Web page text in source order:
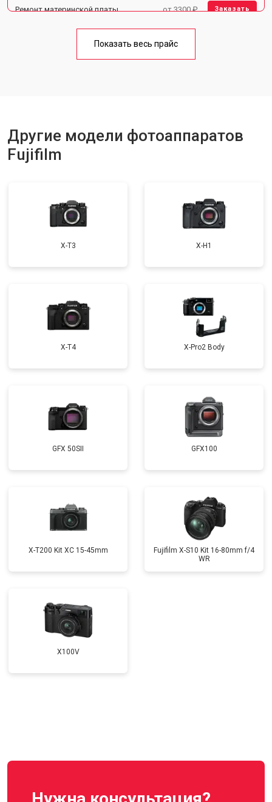
Ремонт материнской платы от 3300 ₽ Заказать
Показать весь прайс
Другие модели фотоаппаратов
Fujifilm
X-T3 X-H1
X-T4 X-Pro2 Body
GFX 50SII GFX100
X-T200 Kit XC 15-45mm
Fujifilm X-S10 Kit 16-80mm f/4
WR
X100V